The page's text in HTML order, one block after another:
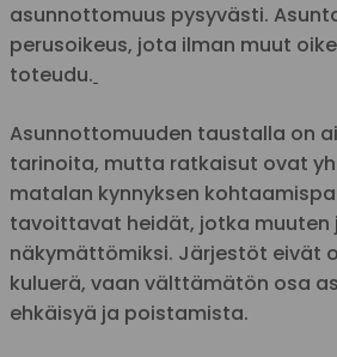
asunnottomuus pysyvästi.
perusoikeus, jota ilman muut
toteudu.
Asunnottomuuden taustalla on
tarinoita, mutta ratkaisut ovat
matalan kynnyksen
tavoittavat heidät, jotka muuten
näkymättömiksi. Järjestöt eivät
kuluerä, vaan välttämätön osa
ehkäisyä ja poistamista.